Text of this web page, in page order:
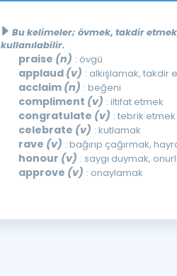
Bu kelimeler; övmek, takdir
kullanılabilir.
praise (n) : övgü
applaud (v) : alkışlamak, takdir
acclaim (n) : beğeni
compliment (v) : iltifat etmek
congratulate (v) : tebrik etmek
celebrate (v) : kutlamak
rave (v) : bağırıp çağırmak,
honour (v) : saygı duymak,
approve (v) : onaylamak